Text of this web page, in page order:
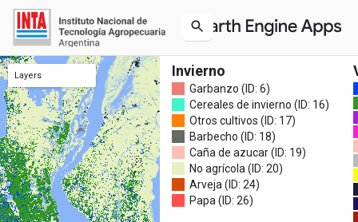
Layers
MNC verano 2024
MNC invierno 2023
Invierno
Garbanzo (ID: 6)
Cereales de invierno (ID: 16)
Otros cultivos (ID: 17)
Barbecho (ID: 18)
Caña de azucar (ID: 19)
No agrícola (ID: 20)
Arveja (ID: 24)
Papa (ID: 26)